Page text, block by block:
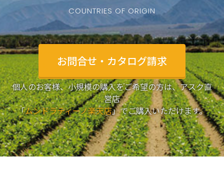
COUNTRIES OF ORIGIN
お問合せ・カタログ請求
個人のお客様、小規模の購入をご希望の方は、アスク直
営店
「ムンドラティーノ楽天店」でご購入いただけます。